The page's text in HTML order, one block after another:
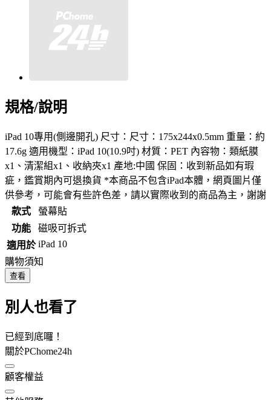
規格/說明
iPad 10專用(側邊開孔) 尺寸：尺寸：175x244x0.5mm 重量：約
17.6g 適用機型：iPad 10(10.9吋) 材質：PET 內容物：類紙膜
x1、清潔組x1、收納夾x1 產地:中國 保固：收到新品如有瑕
疵，鑑賞期內可退換貨 *本商品不包含iPad本體，網頁圖片僅
供參考，可能會有些許色差，請以實際收到的商品為主，謝謝
款式
螢幕貼
功能
磁吸可拆式
適用於 iPad 10
購物須知
查看
別人也看了
已經到底囉！
關於PChome24h
顧客權益